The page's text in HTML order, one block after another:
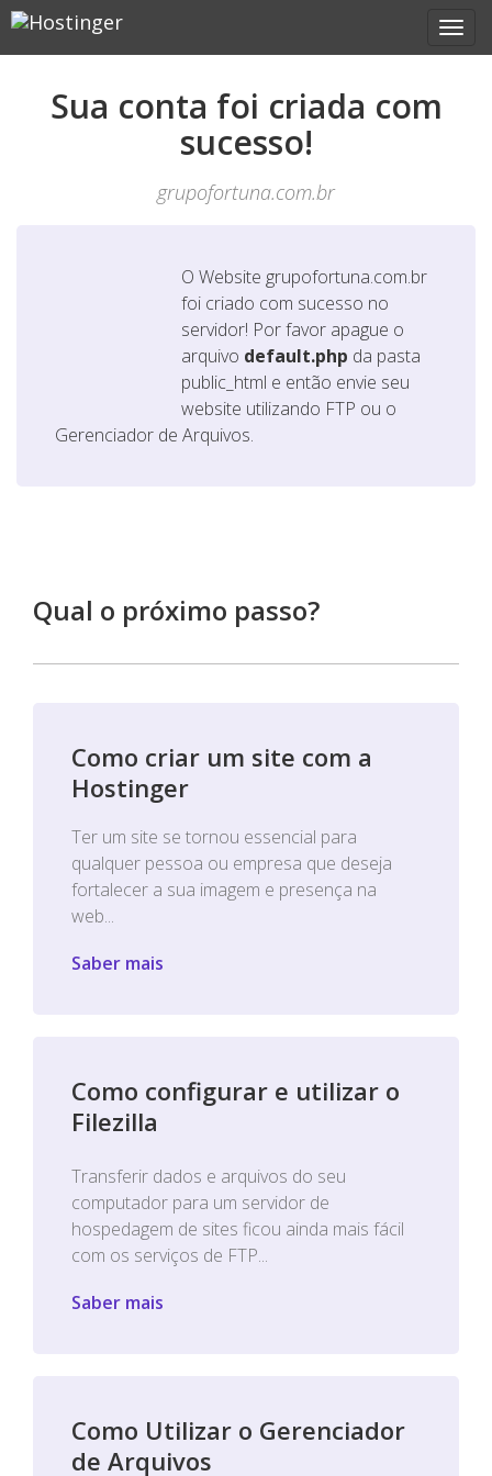
Sua conta foi criada com
sucesso!
grupofortuna.com.br
O Website grupofortuna.com.br
foi criado com sucesso no
servidor! Por favor apague o
arquivo default.php da pasta
public_html e então envie seu
website utilizando FTP ou o
Gerenciador de Arquivos.
Qual o próximo passo?
Como criar um site com a
Hostinger
Ter um site se tornou essencial para
qualquer pessoa ou empresa que deseja
fortalecer a sua imagem e presença na
web...
Saber mais
Como configurar e utilizar o
Filezilla
Transferir dados e arquivos do seu
computador para um servidor de
hospedagem de sites ficou ainda mais fácil
com os serviços de FTP...
Saber mais
Como Utilizar o Gerenciador
de Arquivos